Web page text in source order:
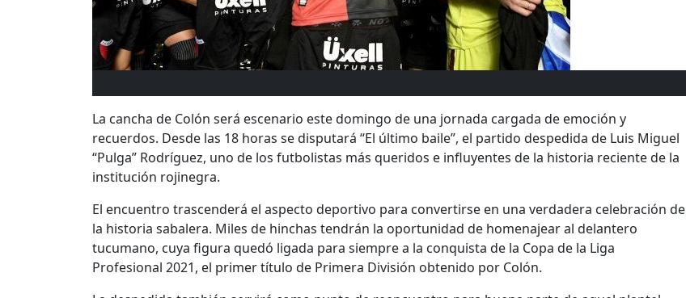
La cancha de Colón será escenario este domingo de una jornada cargada de emoción y
recuerdos. Desde las 18 horas se disputará “El último baile”, el partido despedida de Luis Miguel
“Pulga” Rodríguez, uno de los futbolistas más queridos e influyentes de la historia reciente de la
institución rojinegra.
El encuentro trascenderá el aspecto deportivo para convertirse en una verdadera celebración de
la historia sabalera. Miles de hinchas tendrán la oportunidad de homenajear al delantero
tucumano, cuya figura quedó ligada para siempre a la conquista de la Copa de la Liga
Profesional 2021, el primer título de Primera División obtenido por Colón.